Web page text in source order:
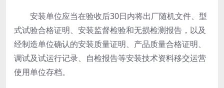
安装单位应当在验收后30日内将出厂随机文件、型
式试验合格证明、安装监督检验和无损检测报告，以及
经制造单位确认的安装质量证明、产品质量合格证明、
调试及试运行记录、自检报告等安装技术资料移交运营
使用单位存档。